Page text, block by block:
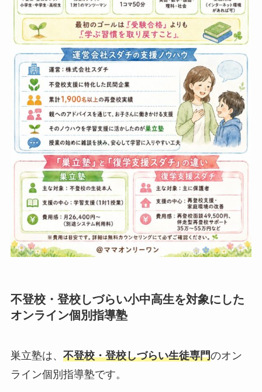
不登校・登校しづらい小中高生を対象にした
オンライン個別指導塾
巣立塾は、 不登校・登校しづらい生徒専門のオン
ライン個別指導塾です。